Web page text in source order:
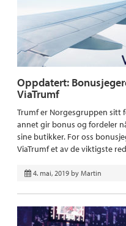
Oppdatert:
ViaTrumf
Trumf er Norgesgruppen sitt
annet gir bonus og fordeler
sine butikker. For oss
ViaTrumf et av de viktigste
4. mai, 2019 by Martin